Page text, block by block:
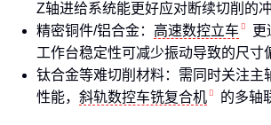
Z轴进给系统能更好应对断续切削的
精密铜件/铝合金： 高速数控立车
更
工作台稳定性可减少振动导致的尺寸
钛合金等难切削材料：需同时关注主
性能， 斜轨数控车铣复合机 的多轴